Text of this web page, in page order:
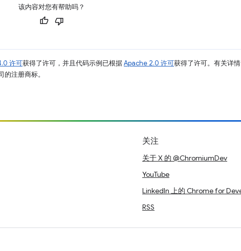
该内容对您有帮助吗？
许可获得了许可，并且代码示例已根据Apache 2.0 许可获得了许可。有关详
注册商标。
关注
关于 X 的 @ChromiumDev
YouTube
LinkedIn 上的 Chrome for
RSS